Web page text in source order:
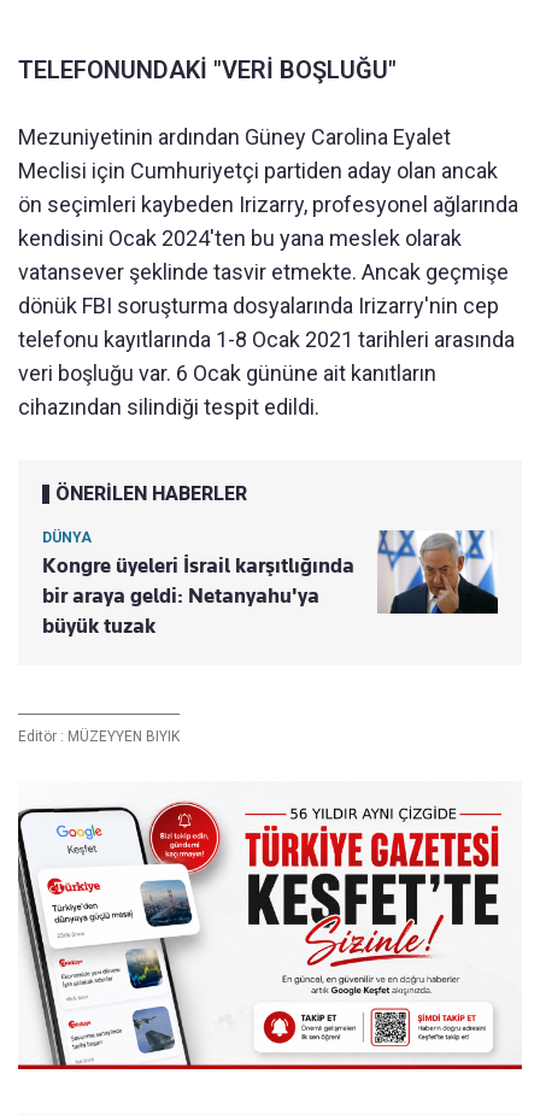
TELEFONUNDAKİ "VERİ BOŞLUĞU"
Mezuniyetinin ardından Güney Carolina Eyalet
Meclisi için Cumhuriyetçi partiden aday olan ancak
ön seçimleri kaybeden Irizarry, profesyonel ağlarında
kendisini Ocak 2024'ten bu yana meslek olarak
vatansever şeklinde tasvir etmekte. Ancak geçmişe
dönük FBI soruşturma dosyalarında Irizarry'nin cep
telefonu kayıtlarında 1-8 Ocak 2021 tarihleri arasında
veri boşluğu var. 6 Ocak gününe ait kanıtların
cihazından silindiği tespit edildi.
ÖNERİLEN HABERLER
DÜNYA
Kongre üyeleri İsrail karşıtlığında
bir araya geldi: Netanyahu'ya
büyük tuzak
Editör : MÜZEYYEN BIYIK